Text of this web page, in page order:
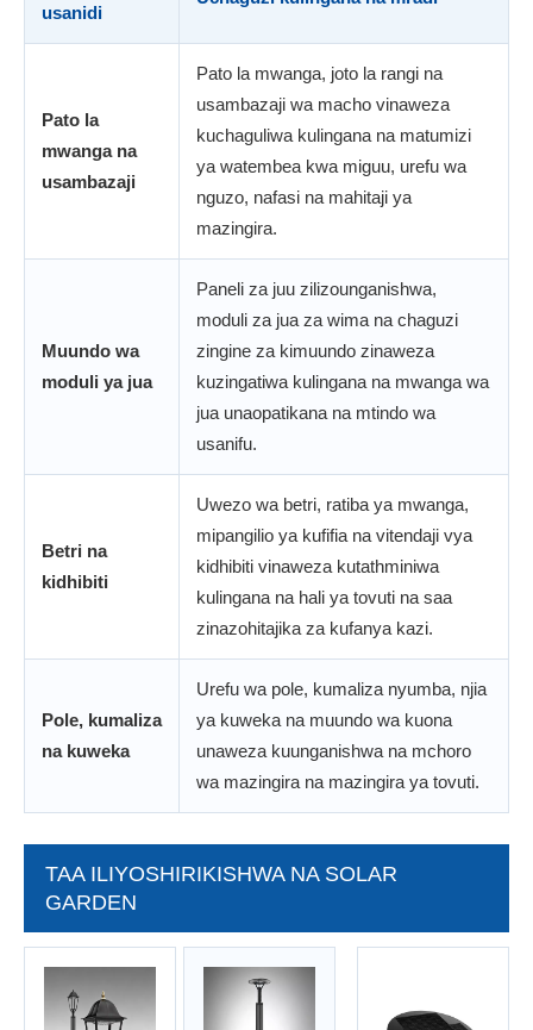
usanidi
Pato la
mwanga na
usambazaji
Pato la mwanga, joto la rangi na
usambazaji wa macho vinaweza
kuchaguliwa kulingana na matumizi
ya watembea kwa miguu, urefu wa
nguzo, nafasi na mahitaji ya
mazingira.
Muundo wa
moduli ya jua
Paneli za juu zilizounganishwa,
moduli za jua za wima na chaguzi
zingine za kimuundo zinaweza
kuzingatiwa kulingana na mwanga wa
jua unaopatikana na mtindo wa
usanifu.
Betri na
kidhibiti
Uwezo wa betri, ratiba ya mwanga,
mipangilio ya kufifia na vitendaji vya
kidhibiti vinaweza kutathminiwa
kulingana na hali ya tovuti na saa
zinazohitajika za kufanya kazi.
Pole, kumaliza
na kuweka
Urefu wa pole, kumaliza nyumba, njia
ya kuweka na muundo wa kuona
unaweza kuunganishwa na mchoro
wa mazingira na mazingira ya tovuti.
TAA ILIYOSHIRIKISHWA NA SOLAR
GARDEN